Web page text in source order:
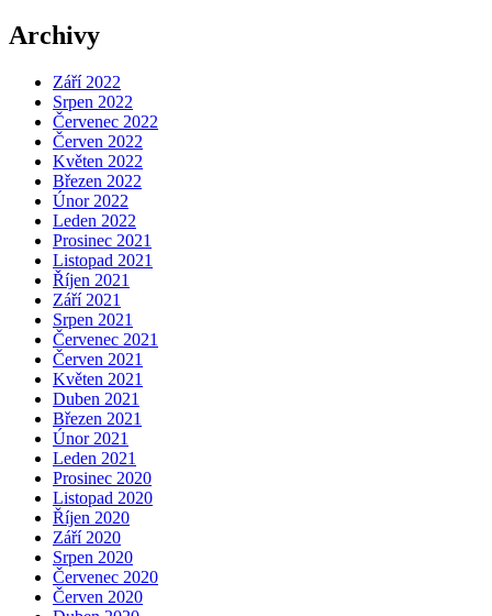
Archivy
Září 2022
Srpen 2022
Červenec 2022
Červen 2022
Květen 2022
Březen 2022
Únor 2022
Leden 2022
Prosinec 2021
Listopad 2021
Říjen 2021
Září 2021
Srpen 2021
Červenec 2021
Červen 2021
Květen 2021
Duben 2021
Březen 2021
Únor 2021
Leden 2021
Prosinec 2020
Listopad 2020
Říjen 2020
Září 2020
Srpen 2020
Červenec 2020
Červen 2020